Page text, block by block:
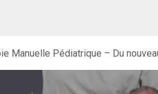
Manuelle Pédiatrique – Du